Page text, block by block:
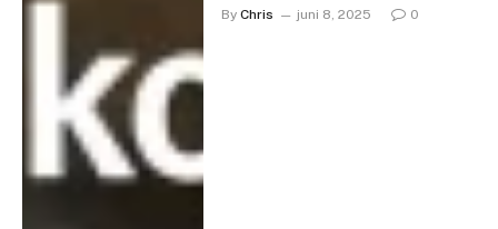
By Chris juni 8, 2025 0